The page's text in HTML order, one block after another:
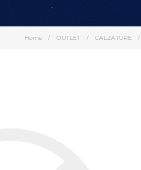
Home / OUTLET / CALZATURE /